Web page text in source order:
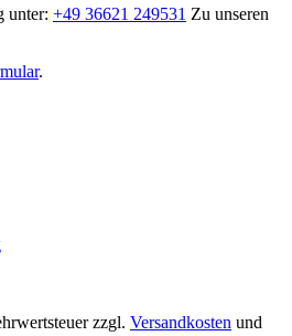
unter: +49 36621 249531 Zu unseren
.
zzgl. Versandkosten und